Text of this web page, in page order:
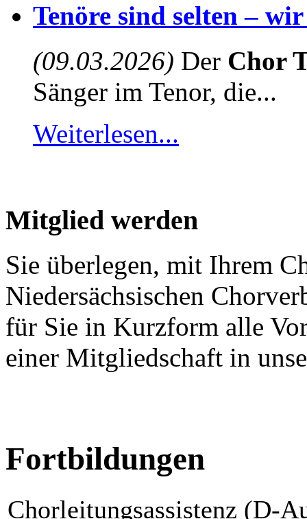
Tenöre sind selten –
(09.03.2026) Der Chor
Sänger im Tenor, die...
Weiterlesen...
Mitglied werden
Sie überlegen, mit Ihrem
Niedersächsischen
für Sie in Kurzform alle
einer Mitgliedschaft in
Fortbildungen
Chorleitungsassistenz (D-